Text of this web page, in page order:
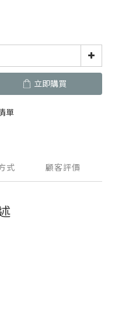
立即購買
單
式 顧客評價